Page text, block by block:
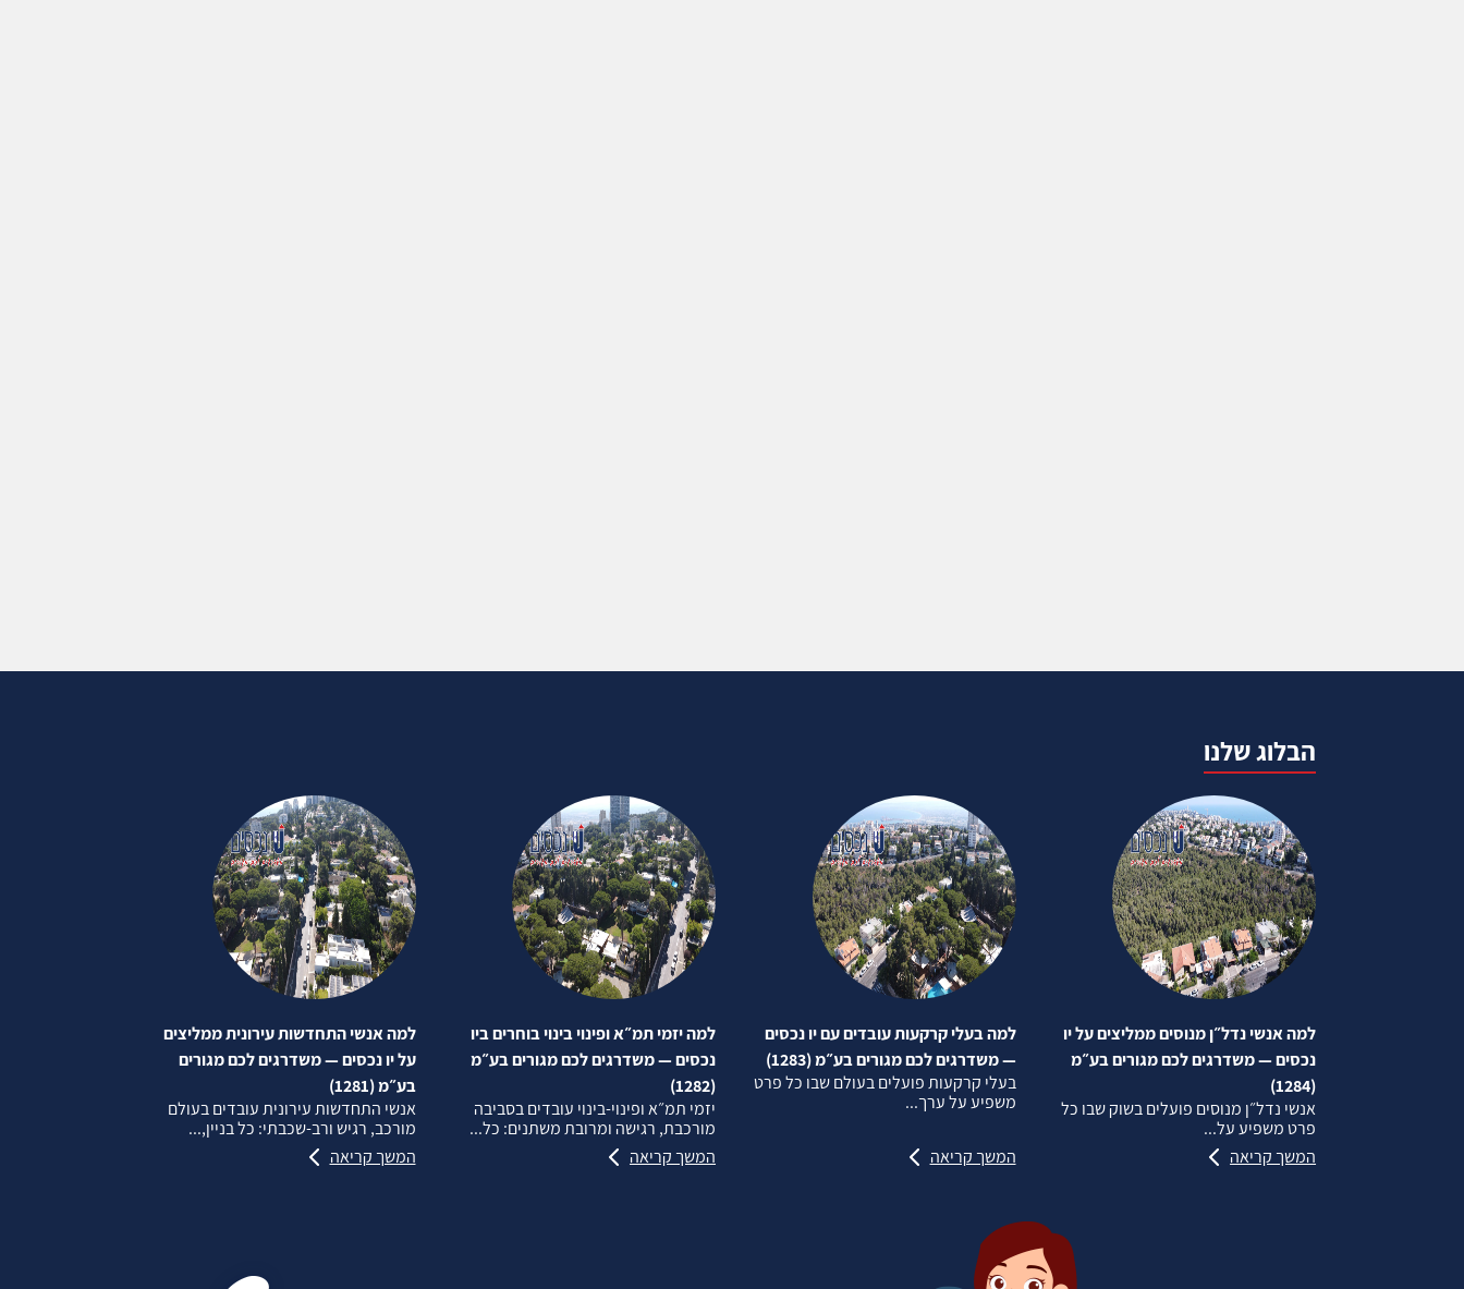
הבלוג שלנו
למה אנשי נדל״ן מנוסים ממליצים על יו
נכסים — משדרגים לכם מגורים בע״מ
(1284)
אנשי נדל״ן מנוסים פועלים בשוק שבו כל
פרט משפיע על...
המשך קריאה
למה בעלי קרקעות עובדים עם יו נכסים
— משדרגים לכם מגורים בע״מ (1283)
בעלי קרקעות פועלים בעולם שבו כל פרט
משפיע על ערך...
המשך קריאה
למה יזמי תמ״א ופינוי בינוי בוחרים ביו
נכסים — משדרגים לכם מגורים בע״מ
(1282)
יזמי תמ״א ופינוי‑בינוי עובדים בסביבה
מורכבת, רגישה ומרובת משתנים: כל...
המשך קריאה
למה אנשי התחדשות עירונית ממליצים
על יו נכסים — משדרגים לכם מגורים
בע״מ (1281)
אנשי התחדשות עירונית עובדים בעולם
מורכב, רגיש ורב‑שכבתי: כל בניין,...
המשך קריאה